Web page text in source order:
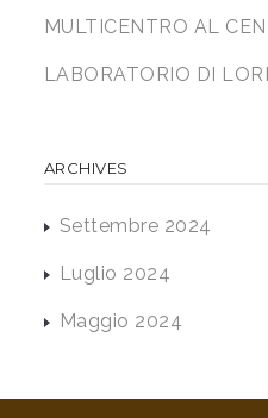
MULTICENTRO AL
LABORATORIO DI
ARCHIVES
Settembre 2024
Luglio 2024
Maggio 2024